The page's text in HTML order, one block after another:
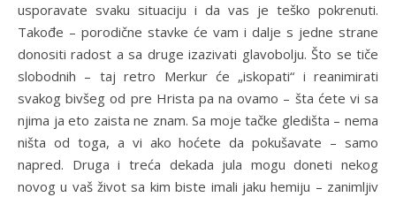
usporavate svaku situaciju i da vas je teško pokrenuti.
Takođe – porodične stavke će vam i dalje s jedne strane
donositi radost a sa druge izazivati glavobolju. Što se tiče
slobodnih – taj retro Merkur će „iskopati“ i reanimirati
svakog bivšeg od pre Hrista pa na ovamo – šta ćete vi sa
njima ja eto zaista ne znam. Sa moje tačke gledišta – nema
ništa od toga, a vi ako hoćete da pokušavate – samo
napred. Druga i treća dekada jula mogu doneti nekog
novog u vaš život sa kim biste imali jaku hemiju – zanimljiv